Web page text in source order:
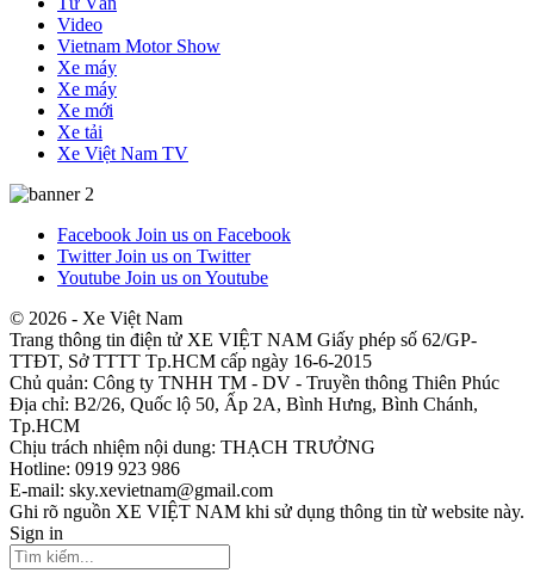
Video
Vietnam Motor Show
Xe máy
Xe máy
Xe mới
Xe tải
Xe Việt Nam TV
Facebook Join us on Facebook
Twitter Join us on Twitter
Youtube Join us on Youtube
© 2026 - Xe Việt Nam
Trang thông tin điện tử XE VIỆT NAM Giấy phép số 62/GP-
TTĐT, Sở TTTT Tp.HCM cấp ngày 16-6-2015
Chủ quản: Công ty TNHH TM - DV - Truyền thông Thiên Phúc
Địa chỉ: B2/26, Quốc lộ 50, Ấp 2A, Bình Hưng, Bình Chánh,
Tp.HCM
Chịu trách nhiệm nội dung: THẠCH TRƯỞNG
Hotline: 0919 923 986
E-mail: sky.xevietnam@gmail.com
Ghi rõ nguồn XE VIỆT NAM khi sử dụng thông tin từ website này.
Sign in